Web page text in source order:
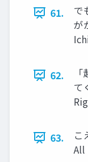
61.
で
が
62.
て
63.
こ
All